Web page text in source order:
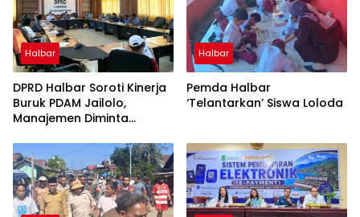
Halbar
DPRD Halbar Soroti Kinerja
Buruk PDAM Jailolo,
Manajemen Diminta
Halbar
Pemda Halbar
‘Telantarkan’ Siswa Loloda